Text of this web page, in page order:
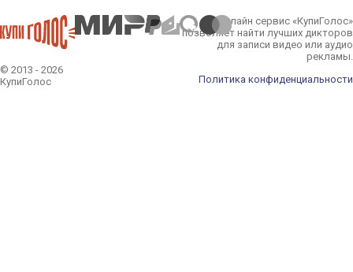
© 2013 - 2026
КупиГолос
Онлайн сервис «КупиГолос»
позволяет найти лучших дикторов
для записи видео или аудио
рекламы.
Политика конфиденциальности